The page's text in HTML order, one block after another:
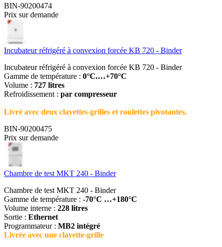
BIN-90200474
Prix sur demande
Incubateur réfrigéré à convexion forcée KB 720 - Binder
Incubateur réfrigéré à convexion forcée KB 720 - Binder
Gamme de température : 0°C.…+70°C
Volume : 727 litres
Refroidissement : par compresseur
Livré avec deux clayettes-grilles et roulettes pivotantes.
BIN-90200475
Prix sur demande
Chambre de test MKT 240 - Binder
Chambre de test MKT 240 - Binder
Gamme de température : -70°C …+180°C
Volume interne : 228 litres
Sortie : Ethernet
Programmateur : MB2 intégré
Livrée avec une clayette-grille